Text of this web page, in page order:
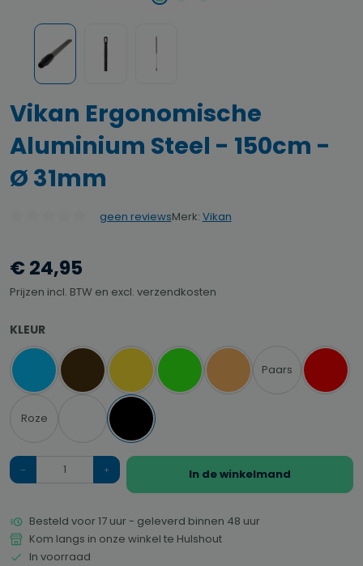
Vikan Ergonomische
Aluminium Steel - 150cm -
Ø 31mm
geen reviewsMerk: Vikan
€ 24,95
Prijzen incl. BTW en excl. verzendkosten
SELECTEER
KLEUR
Blauw Bruin Geel Groen Oranje
Paars
Rood
Roze
Zwart
Hoeveelheid
In de winkelmand
Besteld voor 17 uur - geleverd binnen 48 uur
Kom langs in onze winkel te Hulshout
In voorraad